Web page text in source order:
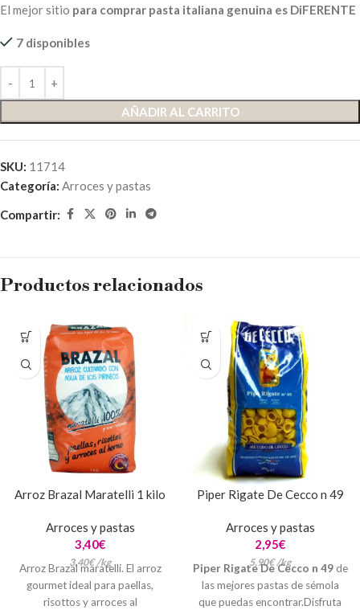
El mejor sitio para comprar pasta italiana genuina es DiFERENTE
7 disponibles
AÑADIR AL CARRITO
SKU: 11714
Categoría: Arroces y pastas
Compartir:
Productos relacionados
Arroz Brazal Maratelli 1 kilo
Arroces y pastas
3,40€
3,40€ /kg
Arroz Brazal maratelli. El arroz
gourmet ideal para paellas,
risottos y arroces al
Piper Rigate De Cecco n 49
Arroces y pastas
2,95€
5,90€ /kg
Piper Rigate De Cecco n 49 de
las mejores pastas de sémola
que puedas encontrar.Disfruta